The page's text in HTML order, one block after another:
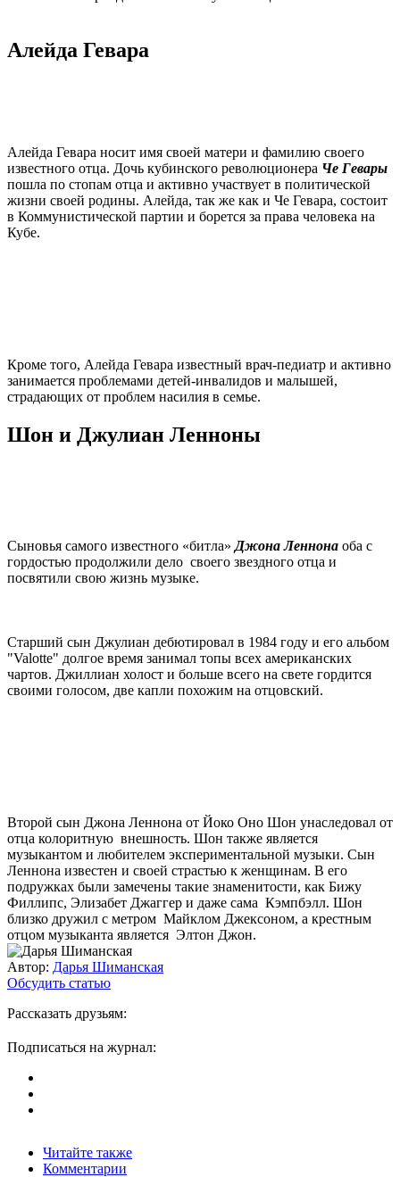
Алейда Гевара
Алейда Гевара носит имя своей матери и фамилию своего
известного отца. Дочь кубинского революционера Че Гевары
пошла по стопам отца и активно участвует в политической
жизни своей родины. Алейда, так же как и Че Гевара, состоит
в Коммунистической партии и борется за права человека на
Кубе.
Кроме того, Алейда Гевара известный врач-педиатр и активно
занимается проблемами детей-инвалидов и малышей,
страдающих от проблем насилия в семье.
Шон и Джулиан Ленноны
Сыновья самого известного «битла» Джона Леннона оба с
гордостью продолжили дело своего звездного отца и
посвятили свою жизнь музыке.
Старший сын Джулиан дебютировал в 1984 году и его альбом
"Valotte" долгое время занимал топы всех американских
чартов. Джиллиан холост и больше всего на свете гордится
своими голосом, две капли похожим на отцовский.
Второй сын Джона Леннона от Йоко Оно Шон унаследовал от
отца колоритную внешность. Шон также является
музыкантом и любителем экспериментальной музыки. Сын
Леннона известен и своей страстью к женщинам. В его
подружках были замечены такие знаменитости, как Бижу
Филлипс, Элизабет Джаггер и даже сама Кэмпбэлл. Шон
близко дружил с метром Майклом Джексоном, а крестным
отцом музыканта является Элтон Джон.
Автор: Дарья Шиманская
Обсудить статью
Рассказать друзьям:
Подписаться на журнал:
Читайте также
Комментарии